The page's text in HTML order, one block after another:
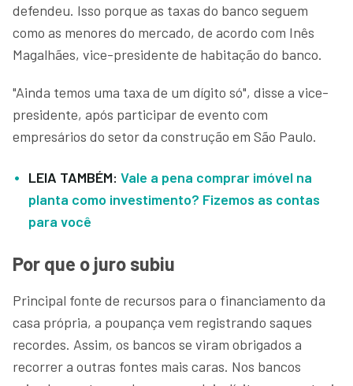
defendeu. Isso porque as taxas do banco seguem
como as menores do mercado, de acordo com Inês
Magalhães, vice-presidente de habitação do banco.
"Ainda temos uma taxa de um dígito só", disse a vice-
presidente, após participar de evento com
empresários do setor da construção em São Paulo.
LEIA TAMBÉM: Vale a pena comprar imóvel na
planta como investimento? Fizemos as contas
para você
Por que o juro subiu
Principal fonte de recursos para o financiamento da
casa própria, a poupança vem registrando saques
recordes. Assim, os bancos se viram obrigados a
recorrer a outras fontes mais caras. Nos bancos